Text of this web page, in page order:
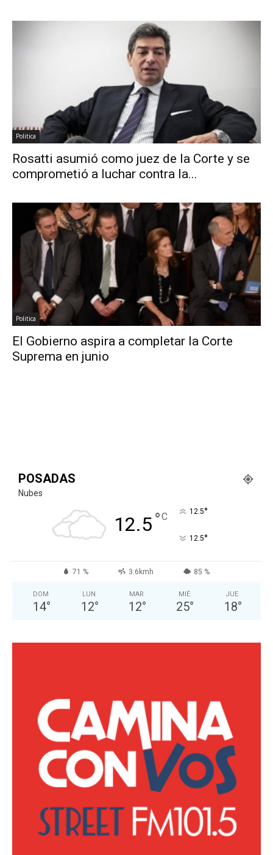
Politica
Rosatti asumió como juez de la Corte y se
comprometió a luchar contra la...
Politica
El Gobierno aspira a completar la Corte
Suprema en junio
POSADAS
Nubes
12.5°C 12.5°
12.5°
71 % 3.6kmh 85 %
DOM
14°
LUN
12°
MAR
12°
MIÉ
25°
JUE
18°